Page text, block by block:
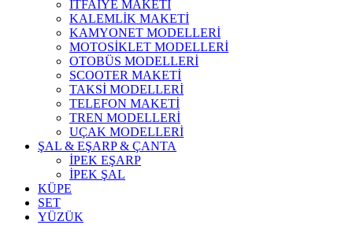
İTFAİYE MAKETİ
KALEMLİK MAKETİ
KAMYONET MODELLERİ
MOTOSİKLET MODELLERİ
OTOBÜS MODELLERİ
SCOOTER MAKETİ
TAKSİ MODELLERİ
TELEFON MAKETİ
TREN MODELLERİ
UÇAK MODELLERİ
ŞAL & EŞARP & ÇANTA
İPEK EŞARP
İPEK ŞAL
KÜPE
SET
YÜZÜK